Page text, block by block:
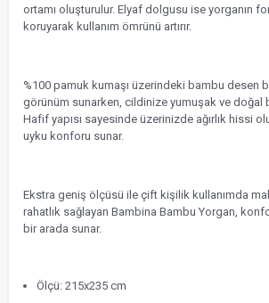
ortamı oluşturulur. Elyaf dolgusu ise yorganın
koruyarak kullanım ömrünü artırır.
%100 pamuk kumaşı üzerindeki bambu desen
görünüm sunarken, cildinize yumuşak ve doğal
Hafif yapısı sayesinde üzerinizde ağırlık hissi
uyku konforu sunar.
Ekstra geniş ölçüsü ile çift kişilik kullanımda
rahatlık sağlayan Bambina Bambu Yorgan,
bir arada sunar.
Ölçü: 215x235 cm